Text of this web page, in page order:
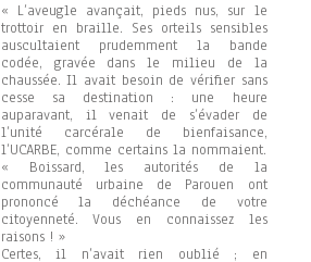
« L’aveugle avançait, pieds nus, sur le
trottoir en braille. Ses orteils sensibles
auscultaient prudemment la bande
codée, gravée dans le milieu de la
chaussée. Il avait besoin de vérifier sans
cesse sa destination : une heure
auparavant, il venait de s’évader de
l’unité carcérale de bienfaisance,
l’UCARBE, comme certains la nommaient.
« Boissard, les autorités de la
communauté urbaine de Parouen ont
prononcé la déchéance de votre
citoyenneté. Vous en connaissez les
raisons ! »
Certes, il n’avait rien oublié ; en